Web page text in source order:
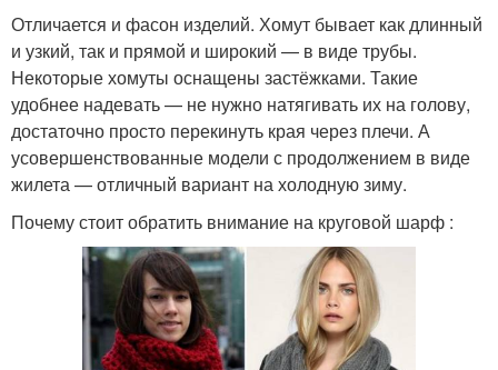
Отличается и фасон изделий. Хомут бывает как длинный
и узкий, так и прямой и широкий — в виде трубы.
Некоторые хомуты оснащены застёжками. Такие
удобнее надевать — не нужно натягивать их на голову,
достаточно просто перекинуть края через плечи. А
усовершенствованные модели с продолжением в виде
жилета — отличный вариант на холодную зиму.
Почему стоит обратить внимание на круговой шарф :